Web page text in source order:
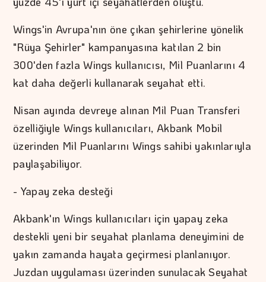
Wings'in Avrupa'nın öne çıkan şehirlerine yönelik
"Rüya Şehirler" kampanyasına katılan 2 bin
300'den fazla Wings kullanıcısı, Mil Puanlarını 4
kat daha değerli kullanarak seyahat etti.
Nisan ayında devreye alınan Mil Puan Transferi
özelliğiyle Wings kullanıcıları, Akbank Mobil
üzerinden Mil Puanlarını Wings sahibi yakınlarıyla
paylaşabiliyor.
- Yapay zeka desteği
Akbank'ın Wings kullanıcıları için yapay zeka
destekli yeni bir seyahat planlama deneyimini de
yakın zamanda hayata geçirmesi planlanıyor.
Juzdan uygulaması üzerinden sunulacak Seyahat